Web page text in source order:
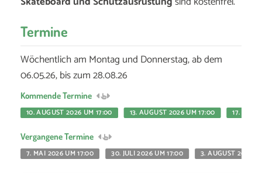
Termine
Wöchentlich am Montag und Donnerstag, ab dem
06.05.26, bis zum 28.08.26
Kommende Termine
10. AUGUST 2026 UM 17:00
13. AUGUST 2026 UM 17:00 17.
Vergangene Termine
7. MAI 2026 UM 17:00
30. JULI 2026 UM 17:00 3. AUGUST 2026